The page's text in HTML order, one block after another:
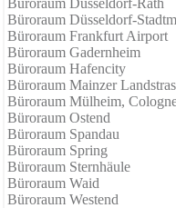
Büroraum Düsseldorf-
Büroraum Frankfurt Airport
Büroraum Gadernheim
Büroraum Hafencity
Büroraum Mainzer
Büroraum Mülheim,
Büroraum Ostend
Büroraum Spandau
Büroraum Spring
Büroraum Sternhäule
Büroraum Waid
Büroraum Westend